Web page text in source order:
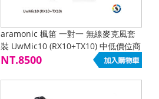
aramonic 楓笛 一對一 無線麥克風套
裝 UwMic10 (RX10+TX10) 中低價位商
品 限網路下單
NT.8500